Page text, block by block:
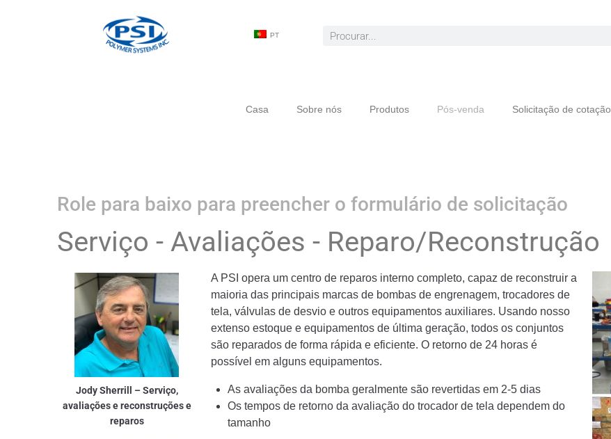
PT
Casa Sobre nós Produtos Pós-venda Solicitação de cotação
Role para baixo para preencher o formulário de solicitação
Serviço - Avaliações - Reparo/Reconstrução
Jody Sherrill – Serviço,
avaliações e reconstruções e
reparos
A PSI opera um centro de reparos interno completo, capaz de reconstruir a
maioria das principais marcas de bombas de engrenagem, trocadores de
tela, válvulas de desvio e outros equipamentos auxiliares. Usando nosso
extenso estoque e equipamentos de última geração, todos os conjuntos
são reparados de forma rápida e eficiente. O retorno de 24 horas é
possível em alguns equipamentos.
As avaliações da bomba geralmente são revertidas em 2-5 dias
Os tempos de retorno da avaliação do trocador de tela dependem do
tamanho